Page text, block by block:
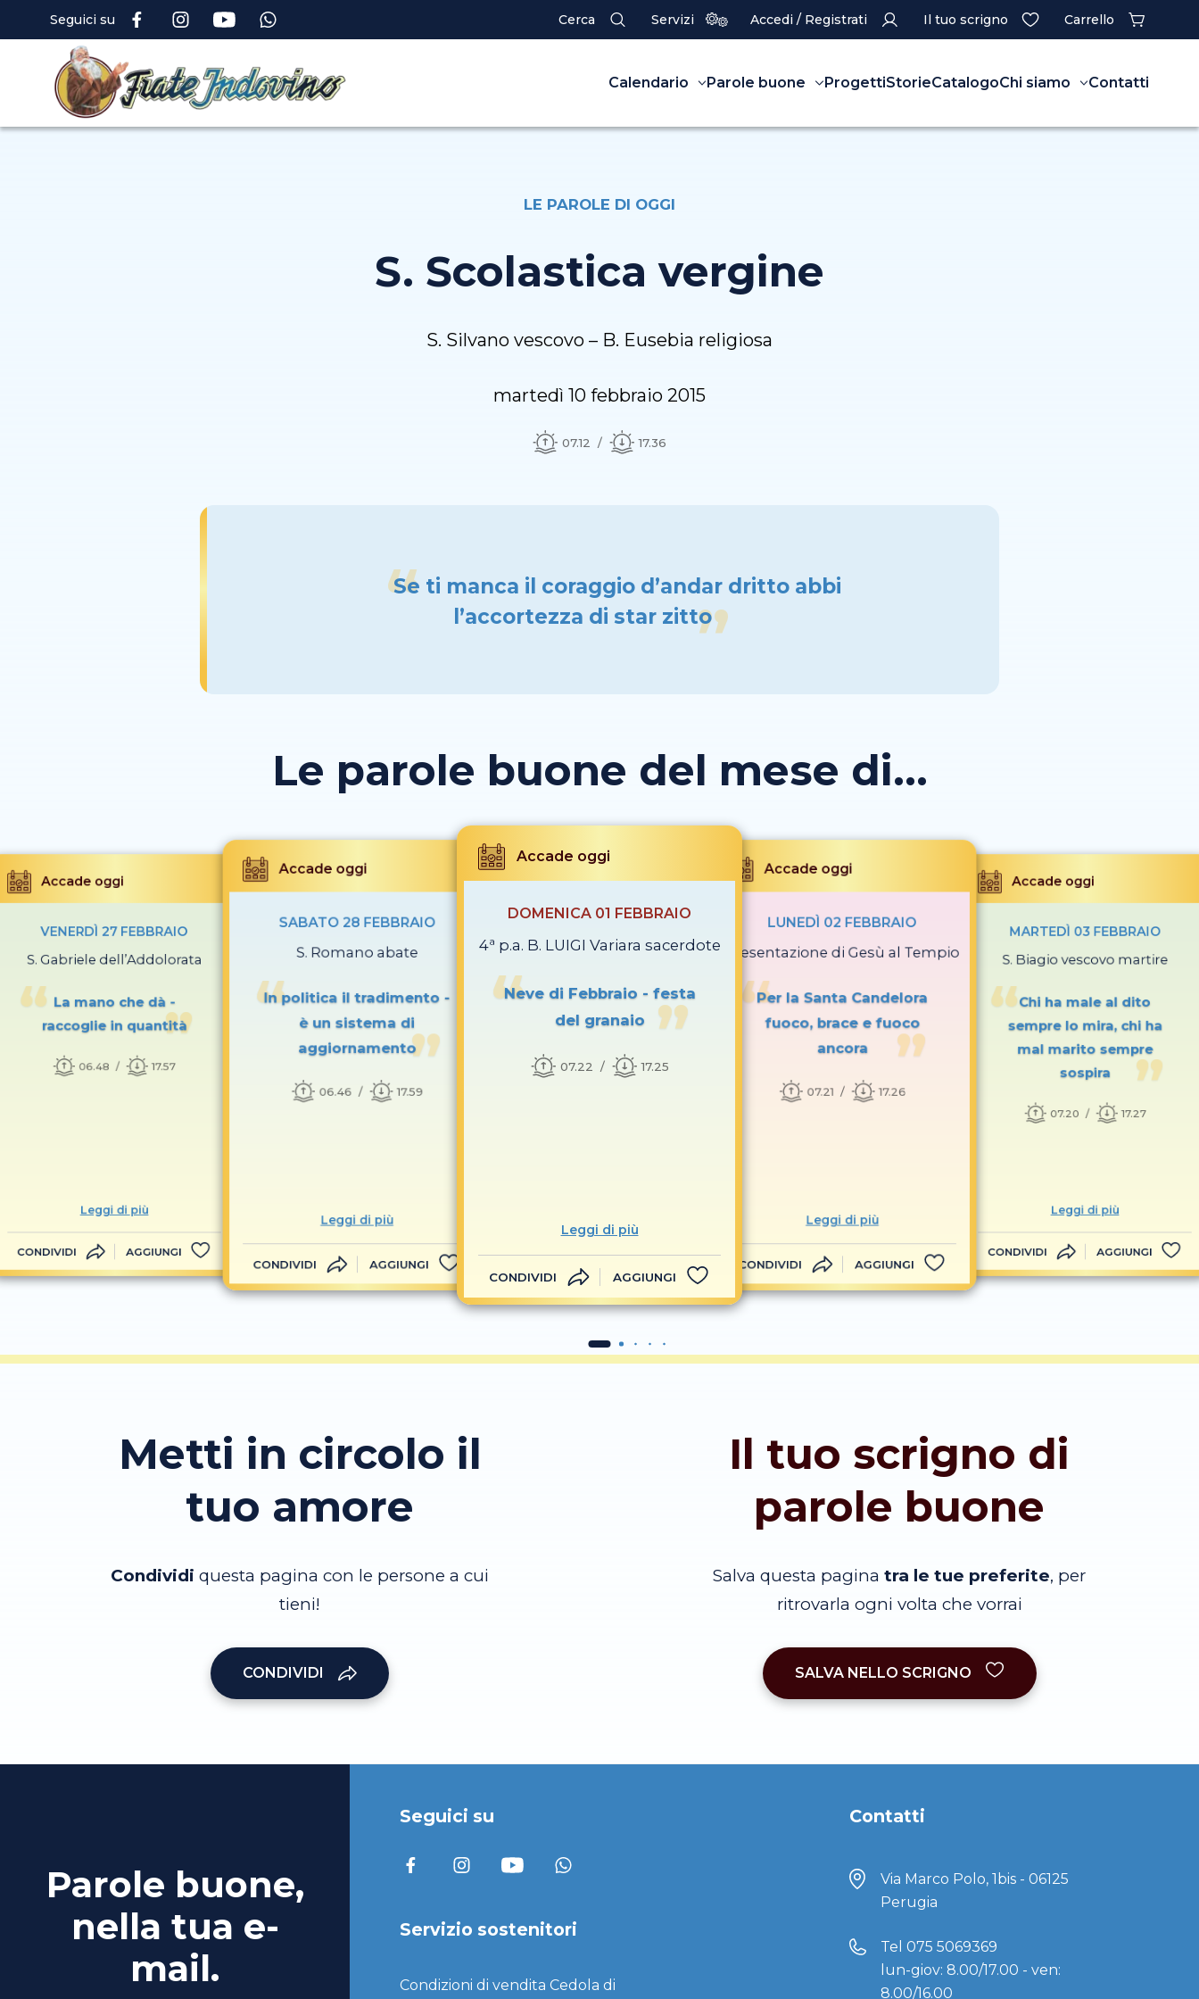
Seguici su Cerca Servizi Accedi / Registrati Il tuo scrigno Carrello
Calendario Parole buone ProgettiStorieCatalogoChi siamo Contatti
LE PAROLE DI OGGI
S. Scolastica vergine
S. Silvano vescovo – B. Eusebia religiosa
martedì 10 febbraio 2015
07.12 17.36
Se ti manca il coraggio d’andar dritto abbi
l’accortezza di star zitto
Le parole buone del mese di...
Accade oggi
VENERDÌ 27 FEBBRAIO
S. Gabriele dell’Addolorata
La mano che dà -
raccoglie in quantità
06.48 17.57
Leggi di più
CONDIVIDI AGGIUNGI
Accade oggi
SABATO 28 FEBBRAIO
S. Romano abate
In politica il tradimento -
è un sistema di
aggiornamento
06.46 17.59
Leggi di più
CONDIVIDI AGGIUNGI
Accade oggi
DOMENICA 01 FEBBRAIO
4ª p.a. B. LUIGI Variara sacerdote
Neve di Febbraio - festa
del granaio
07.22 17.25
Leggi di più
CONDIVIDI AGGIUNGI
Accade oggi
LUNEDÌ 02 FEBBRAIO
Presentazione di Gesù al Tempio
Per la Santa Candelora
fuoco, brace e fuoco
ancora
07.21 17.26
Leggi di più
CONDIVIDI AGGIUNGI
Accade oggi
MARTEDÌ 03 FEBBRAIO
S. Biagio vescovo martire
Chi ha male al dito
sempre lo mira, chi ha
mal marito sempre
sospira
07.20 17.27
Leggi di più
CONDIVIDI AGGIUNGI
Metti in circolo il
tuo amore
Condividi questa pagina con le persone a cui
tieni!
CONDIVIDI
Il tuo scrigno di
parole buone
Salva questa pagina tra le tue preferite, per
ritrovarla ogni volta che vorrai
SALVA NELLO SCRIGNO
Parole buone,
nella tua e-
mail.
Seguici su
Servizio sostenitori
Condizioni di vendita Cedola di
Contatti
Via Marco Polo, 1bis - 06125
Perugia
Tel 075 5069369
lun-giov: 8.00/17.00 - ven:
8.00/16.00